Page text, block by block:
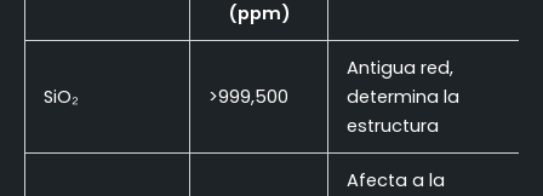
(ppm)
SiO₂ >999,500
Antigua red,
determina la
estructura
Afecta a la